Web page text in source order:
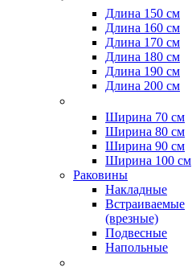
Длина 150 см
Длина 160 см
Длина 170 см
Длина 180 см
Длина 190 см
Длина 200 см
Ширина 70 см
Ширина 80 см
Ширина 90 см
Ширина 100 см
Раковины
Накладные
Встраиваемые
(врезные)
Подвесные
Напольные